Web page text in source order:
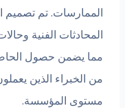
الممارسات. تم تصميم
المحادثات الفنية
مما يضمن حصول
من الخبراء الذين
مستوى المؤسسة.